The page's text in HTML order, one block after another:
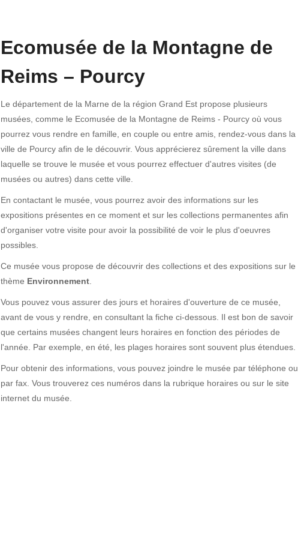
Ecomusée de la Montagne de
Reims – Pourcy
Le département de la Marne de la région Grand Est propose plusieurs
musées, comme le Ecomusée de la Montagne de Reims - Pourcy où vous
pourrez vous rendre en famille, en couple ou entre amis, rendez-vous dans la
ville de Pourcy afin de le découvrir. Vous apprécierez sûrement la ville dans
laquelle se trouve le musée et vous pourrez effectuer d'autres visites (de
musées ou autres) dans cette ville.
En contactant le musée, vous pourrez avoir des informations sur les
expositions présentes en ce moment et sur les collections permanentes afin
d'organiser votre visite pour avoir la possibilité de voir le plus d'oeuvres
possibles.
Ce musée vous propose de découvrir des collections et des expositions sur le
thème Environnement
Vous pouvez vous assurer des jours et horaires d'ouverture de ce musée,
avant de vous y rendre, en consultant la fiche ci-dessous. Il est bon de savoir
que certains musées changent leurs horaires en fonction des périodes de
l'année. Par exemple, en été, les plages horaires sont souvent plus étendues.
Pour obtenir des informations, vous pouvez joindre le musée par téléphone ou
par fax. Vous trouverez ces numéros dans la rubrique horaires ou sur le site
internet du musée.